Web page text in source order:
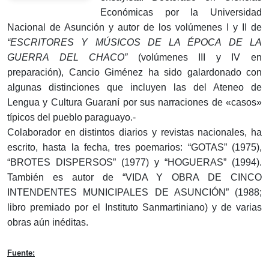
Económicas por la Universidad
Nacional de Asunción y autor de los volúmenes I y II de
“ESCRITORES Y MÚSICOS DE LA ÉPOCA DE LA
GUERRA DEL CHACO” (volúmenes III y IV en
preparación), Cancio Giménez ha sido galardonado con
algunas distinciones que incluyen las del Ateneo de
Lengua y Cultura Guaraní por sus narraciones de «casos»
típicos del pueblo paraguayo.-
Colaborador en distintos diarios y revistas nacionales, ha
escrito, hasta la fecha, tres poemarios: “GOTAS” (1975),
“BROTES DISPERSOS” (1977) y “HOGUERAS” (1994).
También es autor de “VIDA Y OBRA DE CINCO
INTENDENTES MUNICIPALES DE ASUNCIÓN” (1988;
libro premiado por el Instituto Sanmartiniano) y de varias
obras aún inéditas.
Fuente: